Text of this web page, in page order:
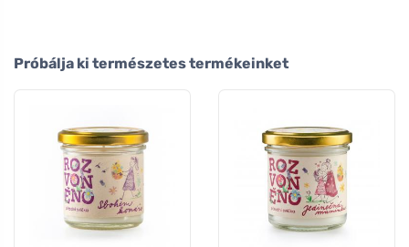
Próbálja ki természetes termékeinket